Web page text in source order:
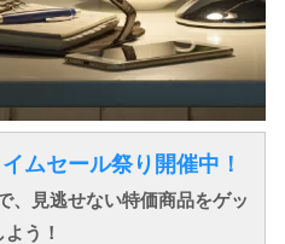
ムセール祭り開催中！
、見逃せない特価商品をゲッ
よう！